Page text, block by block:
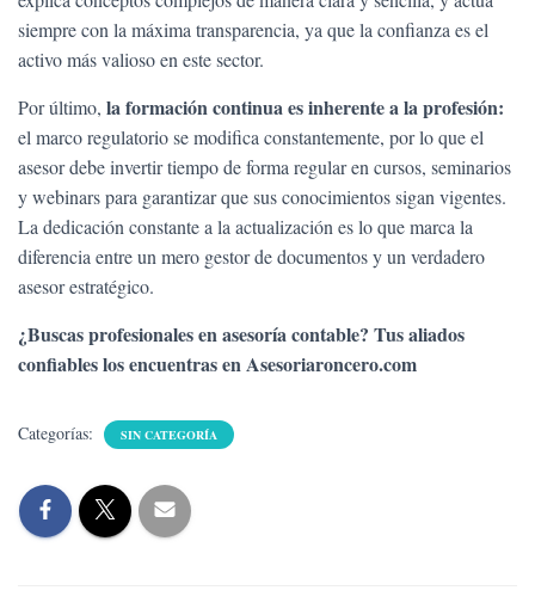
siempre con la máxima transparencia, ya que la confianza es el
activo más valioso en este sector.
Por último, la formación continua es inherente a la profesión:
el marco regulatorio se modifica constantemente, por lo que el
asesor debe invertir tiempo de forma regular en cursos, seminarios
y webinars para garantizar que sus conocimientos sigan vigentes.
La dedicación constante a la actualización es lo que marca la
diferencia entre un mero gestor de documentos y un verdadero
asesor estratégico.
¿Buscas profesionales en asesoría contable? Tus aliados
confiables los encuentras en Asesoriaroncero.com
Categorías: SIN CATEGORÍA